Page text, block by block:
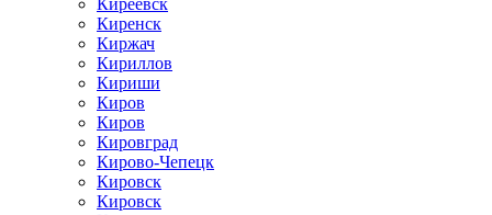
Киреевск
Киренск
Киржач
Кириллов
Кириши
Киров
Киров
Кировград
Кирово-Чепецк
Кировск
Кировск